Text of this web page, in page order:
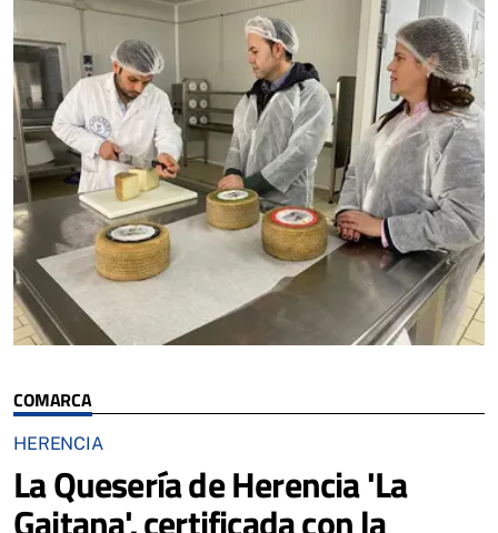
COMARCA
HERENCIA
La Quesería de Herencia 'La